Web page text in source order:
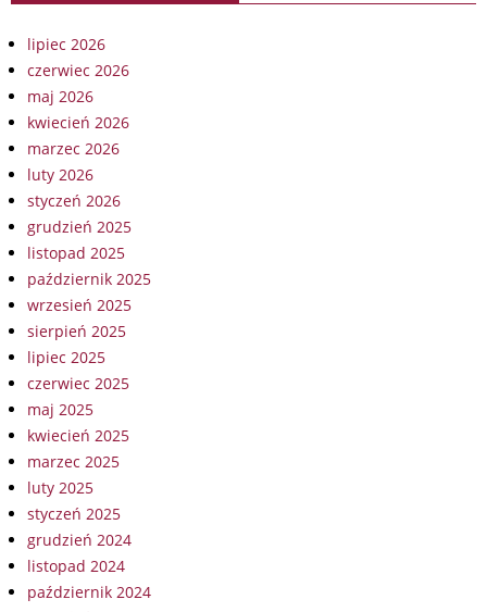
lipiec 2026
czerwiec 2026
maj 2026
kwiecień 2026
marzec 2026
luty 2026
styczeń 2026
grudzień 2025
listopad 2025
październik 2025
wrzesień 2025
sierpień 2025
lipiec 2025
czerwiec 2025
maj 2025
kwiecień 2025
marzec 2025
luty 2025
styczeń 2025
grudzień 2024
listopad 2024
październik 2024